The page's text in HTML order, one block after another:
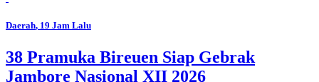
Daerah, 19 Jam Lalu
38 Pramuka Bireuen Siap Gebrak
Jambore Nasional XII 2026